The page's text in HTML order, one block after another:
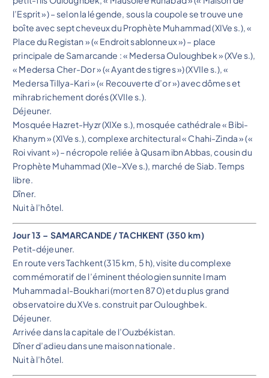
l’Esprit ») – selon la légende, sous la coupole se trouve une
boîte avec sept cheveux du Prophète Muhammad (XIVe s.), «
Place du Registan » (« Endroit sablonneux ») – place
principale de Samarcande : « Medersa Ouloughbek » (XVe s.),
« Medersa Cher-Dor » (« Ayant des tigres ») (XVIIe s.), «
Medersa Tillya-Kari » (« Recouverte d’or ») avec dômes et
mihrab richement dorés (XVIIe s.).
Déjeuner.
Mosquée Hazret-Hyzr (XIXe s.), mosquée cathédrale « Bibi-
Khanym » (XIVe s.), complexe architectural « Chahi-Zinda » («
Roi vivant ») – nécropole reliée à Qusam ibn Abbas, cousin du
Prophète Muhammad (XIe–XVe s.), marché de Siab. Temps
libre.
Dîner.
Nuit à l’hôtel.
Jour 13 – SAMARCANDE / TACHKENT (350 km)
Petit-déjeuner.
En route vers Tachkent (315 km, 5 h), visite du complexe
commémoratif de l’éminent théologien sunnite Imam
Muhammad al-Boukhari (mort en 870) et du plus grand
observatoire du XVe s. construit par Ouloughbek.
Déjeuner.
Arrivée dans la capitale de l’Ouzbékistan.
Dîner d’adieu dans une maison nationale.
Nuit à l’hôtel.